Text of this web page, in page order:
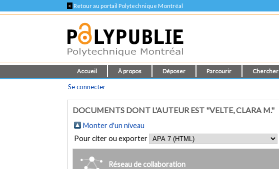
< Retour au portail Polytechnique Montréal
Accueil À propos Déposer Parcourir Chercher
Se connecter
DOCUMENTS DONT L'AUTEUR EST "VELTE, CLARA M."
Monter d'un niveau
Pour citer ou exporter
Réseau de collaboration